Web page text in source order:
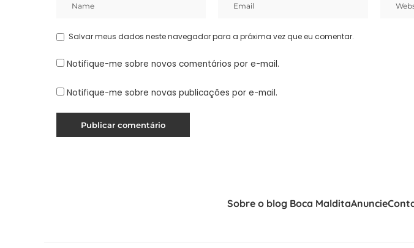
Salvar meus dados neste navegador para a próxima vez que eu comentar.
Notifique-me sobre novos comentários por e-mail.
Notifique-me sobre novas publicações por e-mail.
Sobre o blog Boca MalditaAnuncie